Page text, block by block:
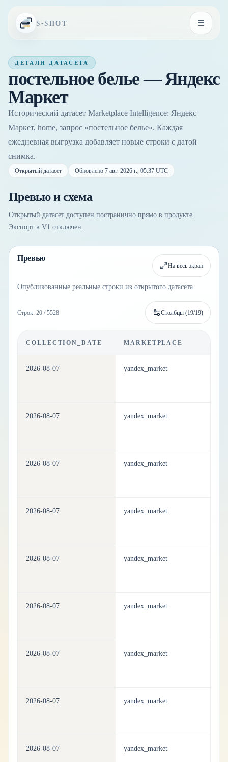
S-SHOT
ДЕТАЛИ ДАТАСЕТА
постельное белье — Яндекс
Маркет
Исторический датасет Marketplace Intelligence: Яндекс
Маркет, home, запрос «постельное белье». Каждая
ежедневная выгрузка добавляет новые строки с датой
снимка.
Открытый датасет Обновлено 7 авг. 2026 г., 05:37 UTC
Превью и схема
Открытый датасет доступен постранично прямо в продукте.
Экспорт в V1 отключен.
Превью
На весь экран
Опубликованные реальные строки из открытого датасета.
Строк: 20 / 5528 Столбцы (19/19)
COLLECTION_DATE MARKETPLACE
2026-08-07 yandex_market
2026-08-07 yandex_market
2026-08-07 yandex_market
2026-08-07 yandex_market
2026-08-07 yandex_market
2026-08-07 yandex_market
2026-08-07 yandex_market
2026-08-07 yandex_market
2026-08-07 yandex_market